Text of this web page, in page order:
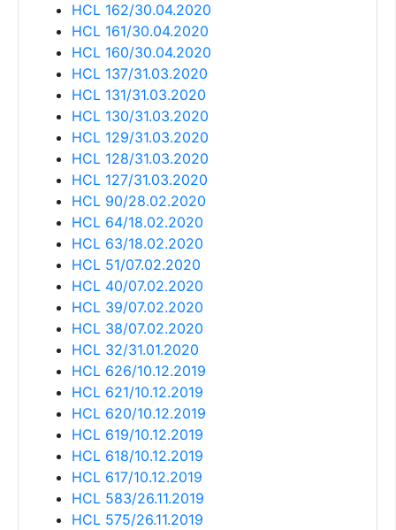
HCL 162/30.04.2020
HCL 161/30.04.2020
HCL 160/30.04.2020
HCL 137/31.03.2020
HCL 131/31.03.2020
HCL 130/31.03.2020
HCL 129/31.03.2020
HCL 128/31.03.2020
HCL 127/31.03.2020
HCL 90/28.02.2020
HCL 64/18.02.2020
HCL 63/18.02.2020
HCL 51/07.02.2020
HCL 40/07.02.2020
HCL 39/07.02.2020
HCL 38/07.02.2020
HCL 32/31.01.2020
HCL 626/10.12.2019
HCL 621/10.12.2019
HCL 620/10.12.2019
HCL 619/10.12.2019
HCL 618/10.12.2019
HCL 617/10.12.2019
HCL 583/26.11.2019
HCL 575/26.11.2019